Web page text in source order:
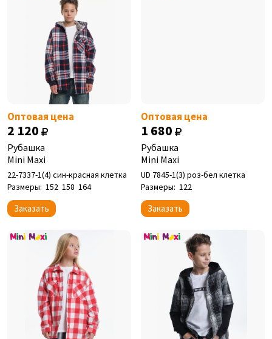
Оптовая цена
2 120
Рубашка
Mini Maxi
22-7337-1(4) син-красная клетка
Размеры: 152 158 164
Заказать
Оптовая цена
1 680
Рубашка
Mini Maxi
UD 7845-1(3) роз-бел клетка
Размеры: 122
Заказать